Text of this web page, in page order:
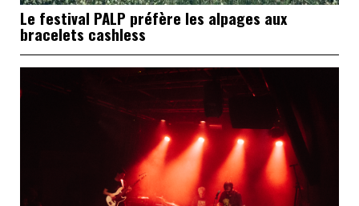
Le festival PALP préfère les alpages aux
bracelets cashless